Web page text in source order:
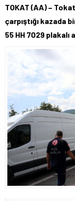
DOLAR
47,7178
TOKAT (AA) –
çarpıştığı kazada
55 HH 7029 plakalı